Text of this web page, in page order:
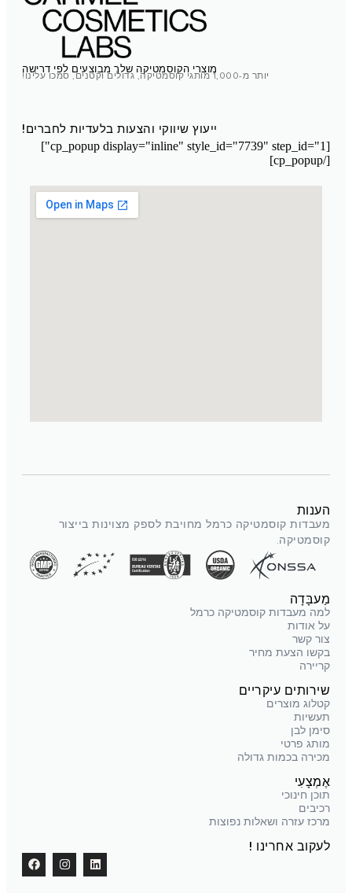
מוצרי הקוסמטיקה שלך מבוצעים לפי דרישה
יותר מ-1,000 מותגי קוסמטיקה, גדולים וקטנים, סמכו עלינו!
ייעוץ שיווקי והצעות בלעדיות לחברים!
[cp_popup display="inline" style_id="7739" step_id="1"]
[/cp_popup]
הענות
מעבדות קוסמטיקה כרמל מחויבת לספק מצוינות בייצור
קוסמטיקה.
מַעבָּדָה
למה מעבדות קוסמטיקה כרמל
על אודות
צור קשר
בקשו הצעת מחיר
קריירה
שירותים עיקריים
קטלוג מוצרים
תעשיות
סימן לבן
מותג פרטי
מכירה בכמות גדולה
אֶמְצָעִי
תוכן חינוכי
רכיבים
מרכז עזרה ושאלות נפוצות
לעקוב אחרינו !